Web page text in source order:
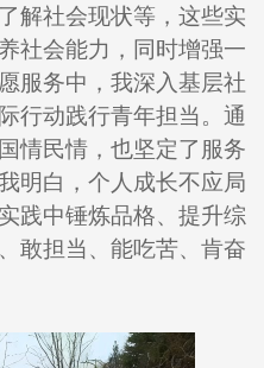
解社会现状等，这些实
社会能力，同时增强一
服务中，我深入基层社
行动践行青年担当。通
情民情，也坚定了服务
明白，个人成长不应局
践中锤炼品格、提升综
敢担当、能吃苦、肯奋